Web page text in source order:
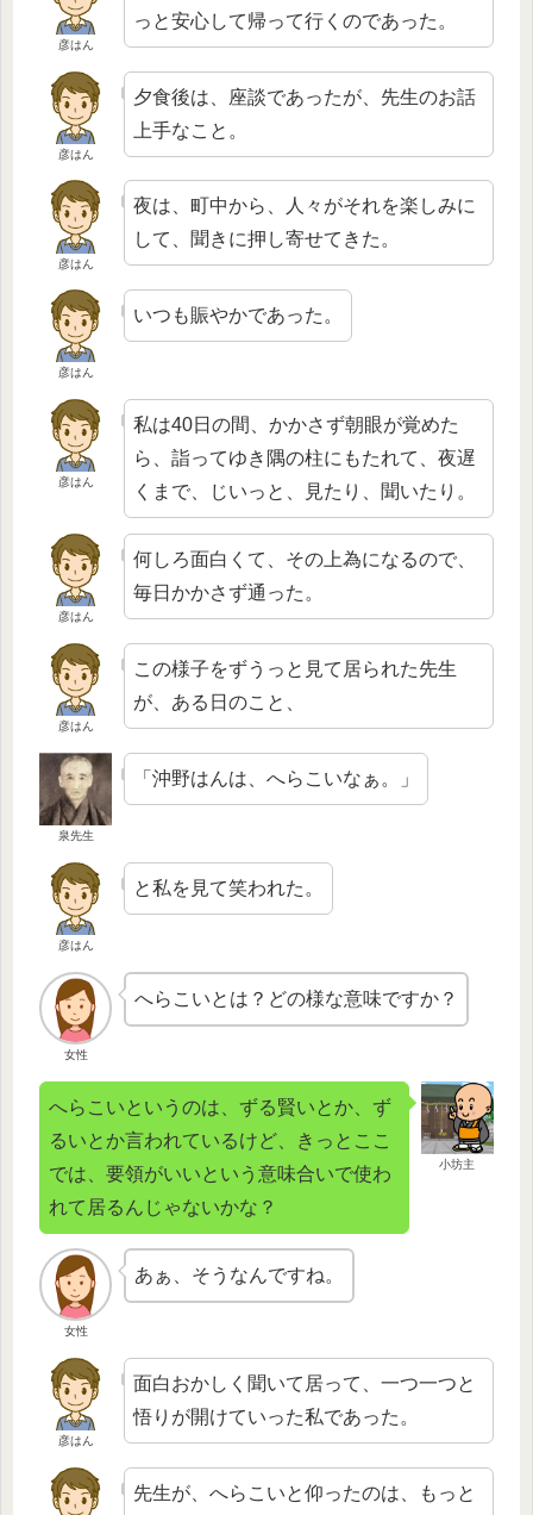
彦はん
っと安心して帰って行くのであった。
彦はん
夕食後は、座談であったが、先生のお話
上手なこと。
彦はん
夜は、町中から、人々がそれを楽しみに
して、聞きに押し寄せてきた。
彦はん
いつも賑やかであった。
彦はん
私は40日の間、かかさず朝眼が覚めた
ら、詣ってゆき隅の柱にもたれて、夜遅
くまで、じいっと、見たり、聞いたり。
彦はん
何しろ面白くて、その上為になるので、
毎日かかさず通った。
彦はん
この様子をずうっと見て居られた先生
が、ある日のこと、
泉先生
「沖野はんは、へらこいなぁ。」
彦はん
と私を見て笑われた。
女性
へらこいとは？どの様な意味ですか？
小坊主
へらこいというのは、ずる賢いとか、ず
るいとか言われているけど、きっとここ
では、要領がいいという意味合いで使わ
れて居るんじゃないかな？
女性
あぁ、そうなんですね。
彦はん
面白おかしく聞いて居って、一つ一つと
悟りが開けていった私であった。
先生が、へらこいと仰ったのは、もっと